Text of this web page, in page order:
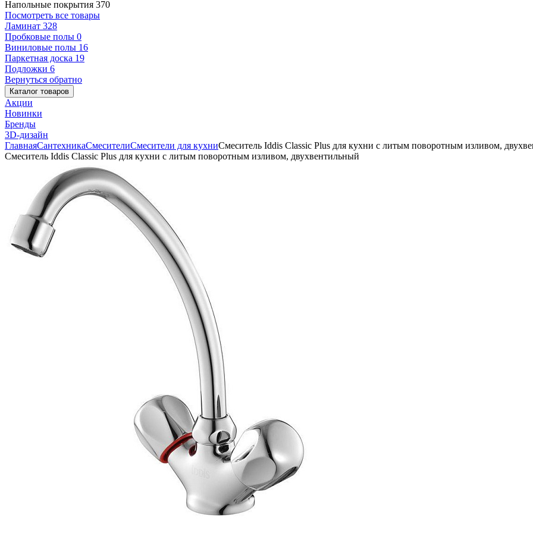
Напольные покрытия 370
Посмотреть все товары
Ламинат 328
Пробковые полы 0
Виниловые полы 16
Паркетная доска 19
Подложки 6
Вернуться обратно
Каталог товаров
Акции
Новинки
Бренды
3D-дизайн
ГлавнаяСантехникаСмесителиСмесители для кухниСмеситель Iddis Classic Plus для кухни с литым поворотным изливом,
Смеситель Iddis Classic Plus для кухни с литым поворотным изливом, двухвентильный